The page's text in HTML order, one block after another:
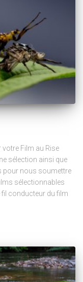
votre Film au Rise
sélection ainsi que
pour nous soumettre
sélectionnables
conducteur du film